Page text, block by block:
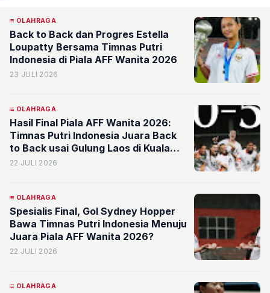
OLAHRAGA
Back to Back dan Progres Estella
Loupatty Bersama Timnas Putri
Indonesia di Piala AFF Wanita 2026
23 JULI 2026
OLAHRAGA
Hasil Final Piala AFF Wanita 2026:
Timnas Putri Indonesia Juara Back
to Back usai Gulung Laos di Kuala
Lumpur
22 JULI 2026
OLAHRAGA
Spesialis Final, Gol Sydney Hopper
Bawa Timnas Putri Indonesia Menuju
Juara Piala AFF Wanita 2026?
22 JULI 2026
OLAHRAGA